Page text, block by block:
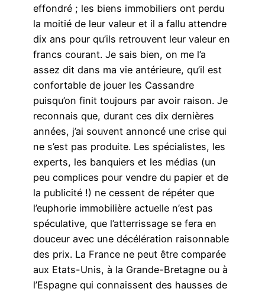
effondré ; les biens immobiliers ont perdu
la moitié de leur valeur et il a fallu attendre
dix ans pour qu’ils retrouvent leur valeur en
francs courant. Je sais bien, on me l’a
assez dit dans ma vie antérieure, qu’il est
confortable de jouer les Cassandre
puisqu’on finit toujours par avoir raison. Je
reconnais que, durant ces dix dernières
années, j’ai souvent annoncé une crise qui
ne s’est pas produite. Les spécialistes, les
experts, les banquiers et les médias (un
peu complices pour vendre du papier et de
la publicité !) ne cessent de répéter que
l’euphorie immobilière actuelle n’est pas
spéculative, que l’atterrissage se fera en
douceur avec une décélération raisonnable
des prix. La France ne peut être comparée
aux Etats-Unis, à la Grande-Bretagne ou à
l’Espagne qui connaissent des hausses de